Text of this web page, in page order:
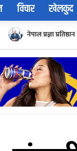
विचार खेलकुद
नेपाल प्रज्ञा प्रतिष्ठान